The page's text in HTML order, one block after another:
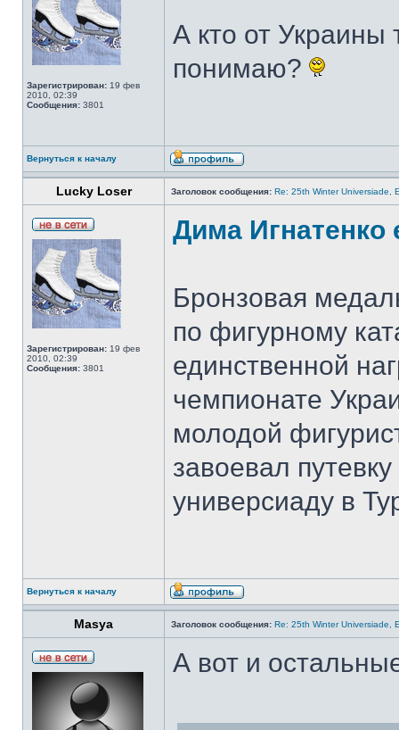
Зарегистрирован: 19 фев
2010, 02:39
Сообщения: 3801
А кто от Украины
понимаю?
Вернуться к началу
Lucky Loser Заголовок сообщения: Re: 25th Winter Universiade,
Зарегистрирован: 19 фев
2010, 02:39
Сообщения: 3801
Дима Игнатенко
Бронзовая
по фигурному
единственной
чемпионате
молодой
завоевал
универсиаду в
Вернуться к началу
Masya Заголовок сообщения: Re: 25th Winter Universiade,
А вот и